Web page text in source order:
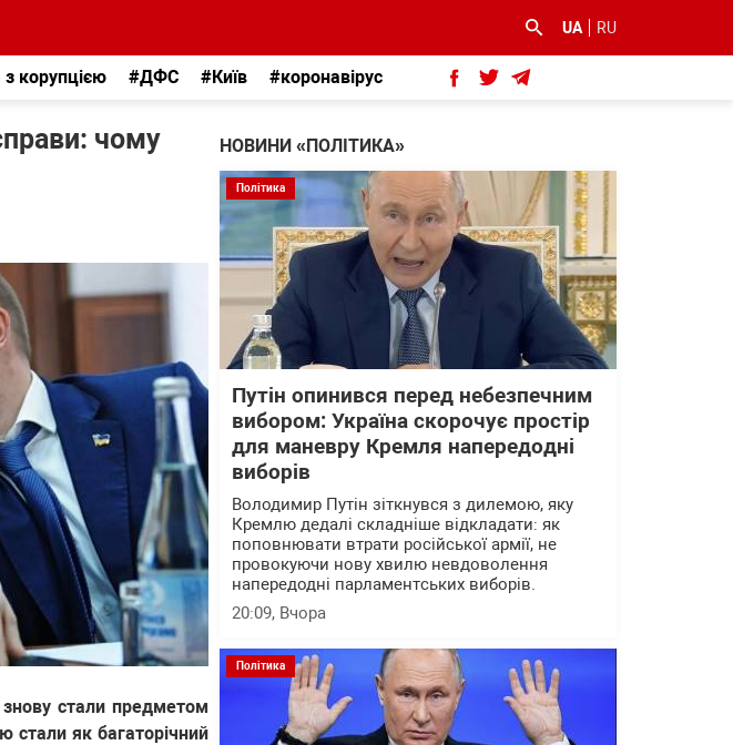
UA RU
корупцією #ДФС #Київ #коронавірус
чому
стали предметом
стали як багаторічний
НОВИНИ «ПОЛІТИКА»
Політика
Путін опинився перед небезпечним
вибором: Україна скорочує простір
для маневру Кремля напередодні
виборів
Володимир Путін зіткнувся з дилемою, яку
Кремлю дедалі складніше відкладати: як
поповнювати втрати російської армії, не
провокуючи нову хвилю невдоволення
напередодні парламентських виборів.
20:09, Вчора
Політика